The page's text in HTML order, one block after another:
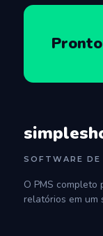
SOFTWARE DE
O PMS completo
relatórios em um